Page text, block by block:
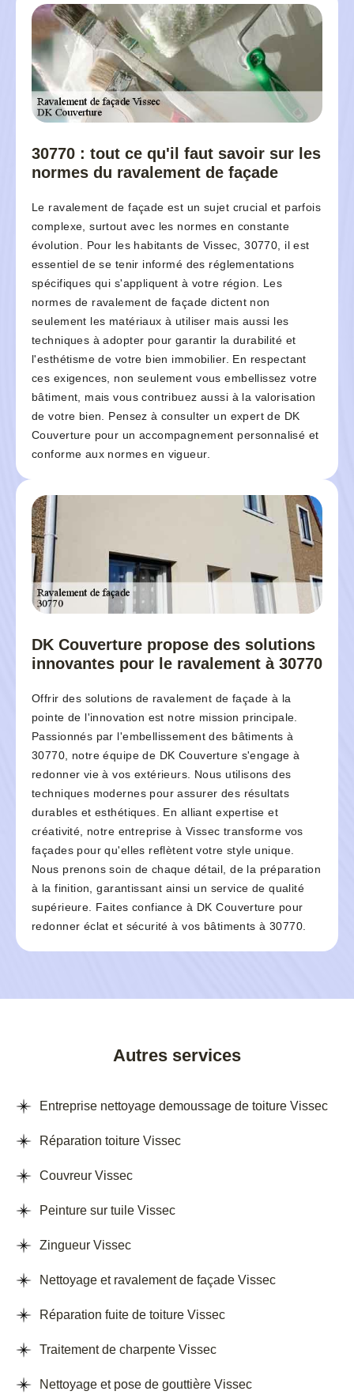
30770 : tout ce qu'il faut savoir sur les
normes du ravalement de façade
Le ravalement de façade est un sujet crucial et parfois
complexe, surtout avec les normes en constante
évolution. Pour les habitants de Vissec, 30770, il est
essentiel de se tenir informé des réglementations
spécifiques qui s'appliquent à votre région. Les
normes de ravalement de façade dictent non
seulement les matériaux à utiliser mais aussi les
techniques à adopter pour garantir la durabilité et
l'esthétisme de votre bien immobilier. En respectant
ces exigences, non seulement vous embellissez votre
bâtiment, mais vous contribuez aussi à la valorisation
de votre bien. Pensez à consulter un expert de DK
Couverture pour un accompagnement personnalisé et
conforme aux normes en vigueur.
DK Couverture propose des solutions
innovantes pour le ravalement à 30770
Offrir des solutions de ravalement de façade à la
pointe de l'innovation est notre mission principale.
Passionnés par l'embellissement des bâtiments à
30770, notre équipe de DK Couverture s'engage à
redonner vie à vos extérieurs. Nous utilisons des
techniques modernes pour assurer des résultats
durables et esthétiques. En alliant expertise et
créativité, notre entreprise à Vissec transforme vos
façades pour qu'elles reflètent votre style unique.
Nous prenons soin de chaque détail, de la préparation
à la finition, garantissant ainsi un service de qualité
supérieure. Faites confiance à DK Couverture pour
redonner éclat et sécurité à vos bâtiments à 30770.
Autres services
Entreprise nettoyage demoussage de toiture Vissec
Réparation toiture Vissec
Couvreur Vissec
Peinture sur tuile Vissec
Zingueur Vissec
Nettoyage et ravalement de façade Vissec
Réparation fuite de toiture Vissec
Traitement de charpente Vissec
Nettoyage et pose de gouttière Vissec